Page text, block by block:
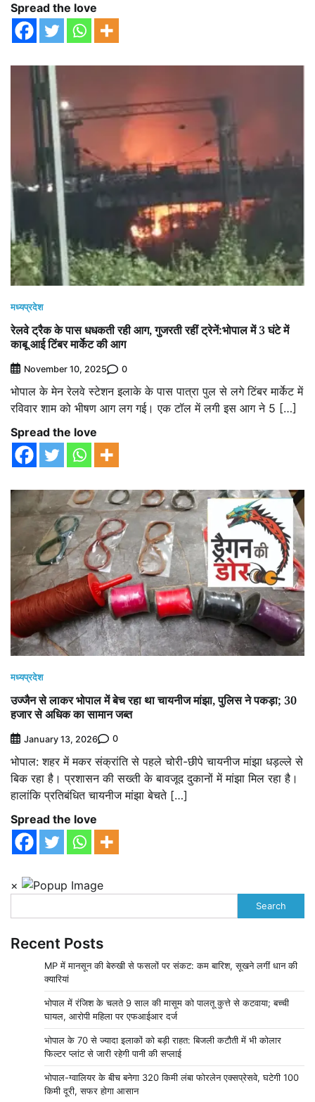
Spread the love
मध्यप्रदेश
रेलवे ट्रैक के पास धधकती रही आग, गुजरती रहीं ट्रेनें:भोपाल में 3 घंटे में
काबू आई टिंबर मार्केट की आग
November 10, 2025 0
भोपाल के मेन रेलवे स्टेशन इलाके के पास पात्रा पुल से लगे टिंबर मार्केट में
रविवार शाम को भीषण आग लग गई। एक टॉल में लगी इस आग ने 5 […]
Spread the love
मध्यप्रदेश
उज्जैन से लाकर भोपाल में बेच रहा था चायनीज मांझा, पुलिस ने पकड़ा; 30
हजार से अधिक का सामान जब्त
January 13, 2026 0
भोपाल: शहर में मकर संक्रांति से पहले चोरी-छीपे चायनीज मांझा धड़ल्ले से
बिक रहा है। प्रशासन की सख्ती के बावजूद दुकानों में मांझा मिल रहा है।
हालांकि प्रतिबंधित चायनीज मांझा बेचते […]
Spread the love
×
Search
Recent Posts
MP में मानसून की बेरुखी से फसलों पर संकट: कम बारिश, सूखने लगीं धान की
क्यारियां
भोपाल में रंजिश के चलते 9 साल की मासूम को पालतू कुत्ते से कटवाया; बच्ची
घायल, आरोपी महिला पर एफआईआर दर्ज
भोपाल के 70 से ज्यादा इलाकों को बड़ी राहत: बिजली कटौती में भी कोलार
फिल्टर प्लांट से जारी रहेगी पानी की सप्लाई
भोपाल-ग्वालियर के बीच बनेगा 320 किमी लंबा फोरलेन एक्सप्रेसवे, घटेगी 100
किमी दूरी, सफर होगा आसान